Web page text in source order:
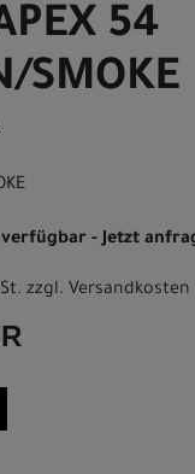
54
SMOKE
- Jetzt
zzgl.